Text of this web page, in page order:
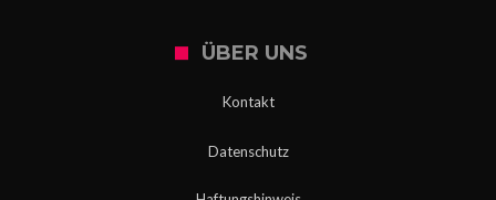
ÜBER UNS
Kontakt
Datenschutz